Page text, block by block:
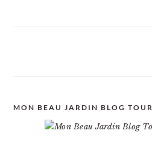
MON BEAU JARDIN BLOG TOUR